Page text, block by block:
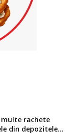
multe rachete
din depozitele...